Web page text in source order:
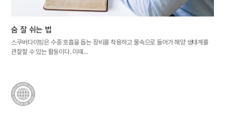
숨 잘 쉬는 법
스쿠버다이빙은 수중 호흡을 돕는 장비를 착용하고 물속으로 들어가 해양 생태계를
관찰할 수 있는 활동이다. 이때…